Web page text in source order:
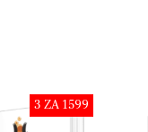
3 ZA 1599